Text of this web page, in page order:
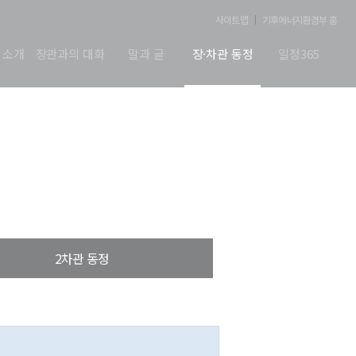
사이트맵 기후에너지환경부 홈
개 장관과의 대화 말과 글 장·차관 동정 일정365
2차관 동정